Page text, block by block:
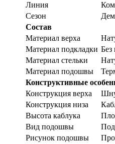
Линия
Сезон
Состав
Материал верха
Материал подкладки Без
Материал стельки
Материал подошвы
Конструктивные
Конструкция верха
Конструкция низа
Высота каблука
Вид подошвы
Рисунок подошвы